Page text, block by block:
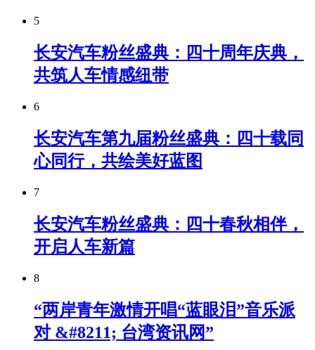
5
长安汽车粉丝盛典：四十周年庆典，
共筑人车情感纽带
6
长安汽车第九届粉丝盛典：四十载同
心同行，共绘美好蓝图
7
长安汽车粉丝盛典：四十春秋相伴，
开启人车新篇
8
“两岸青年激情开唱“蓝眼泪”音乐派
对 &#8211; 台湾资讯网”